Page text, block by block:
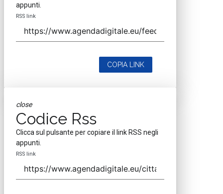
appunti.
RSS link
COPIA LINK
close
Codice Rss
Clicca sul pulsante per copiare il link RSS negli
appunti.
RSS link